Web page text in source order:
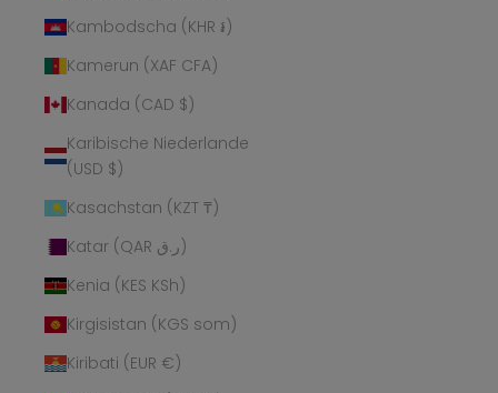
Kambodscha (KHR ៛)
Kamerun (XAF CFA)
Kanada (CAD $)
Karibische Niederlande
(USD $)
Kasachstan (KZT ₸)
Katar (QAR ر.ق)
Kenia (KES KSh)
Kirgisistan (KGS som)
Kiribati (EUR €)